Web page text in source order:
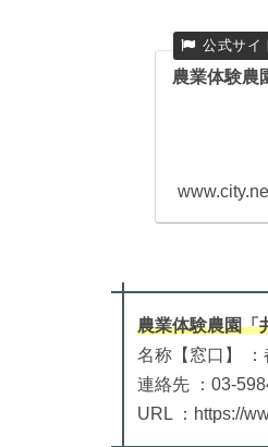
農業体験農
農業体験農園「
名称【窓口】
連絡先 ：03-
URL ：https://